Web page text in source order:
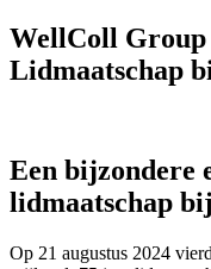
WellColl
Lidmaatschap
Een bijzondere
lidmaatschap
Op 21 augustus 2024